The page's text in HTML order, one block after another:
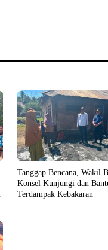
Tanggap Bencana, Wakil
Konsel Kunjungi dan
Terdampak Kebakaran